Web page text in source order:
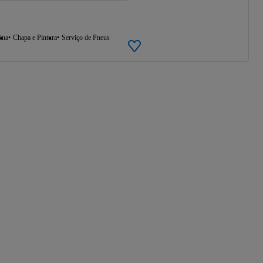
Chapa e Pintura Serviço de Pneus